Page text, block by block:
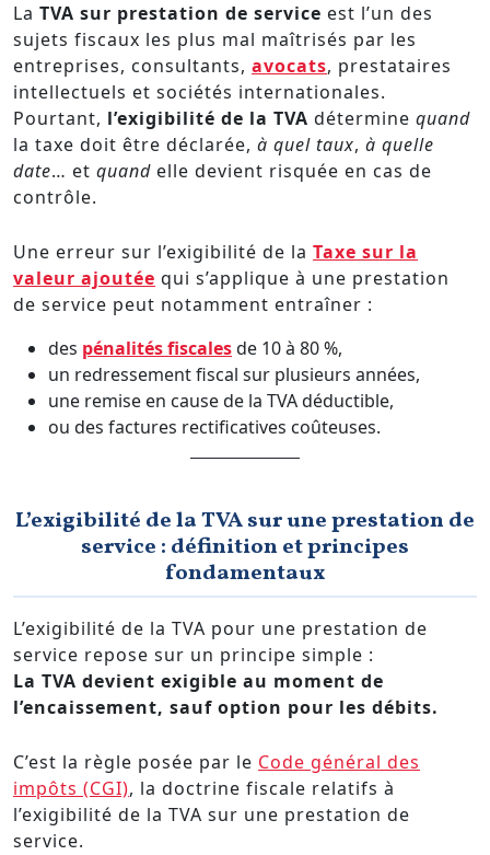
La TVA sur prestation de service est l’un des
sujets fiscaux les plus mal maîtrisés par les
entreprises, consultants, avocats, prestataires
intellectuels et sociétés internationales.
Pourtant, l’exigibilité de la TVA détermine quand
la taxe doit être déclarée, à quel taux, à quelle
date… et quand elle devient risquée en cas de
contrôle.
Une erreur sur l’exigibilité de la Taxe sur la
valeur ajoutée qui s’applique à une prestation
de service peut notamment entraîner :
des pénalités fiscalesde 10 à 80 %,
un redressement fiscal sur plusieurs années,
une remise en cause de la TVA déductible,
ou des factures rectificatives coûteuses.
L’exigibilité de la TVA sur une prestation de
service : définition et principes
fondamentaux
L’exigibilité de la TVA pour une prestation de
service repose sur un principe simple :
La TVA devient exigible au moment de
l’encaissement, sauf option pour les débits.
C’est la règle posée par le Code général des
impôts (CGI), la doctrine fiscale relatifs à
l’exigibilité de la TVA sur une prestation de
service.